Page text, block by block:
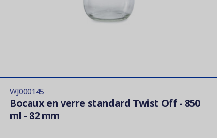
WJ000145
Bocaux en verre standard Twist Off - 850
ml - 82 mm